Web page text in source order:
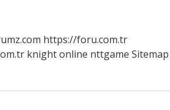
https://foru.com.tr
knight online nttgame Sitemap